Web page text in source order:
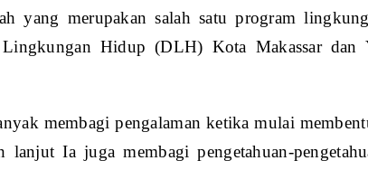
yang merupakan salah satu program
Hidup (DLH) Kota Makassar dan
membagi pengalaman ketika mulai
Ia juga membagi pengetahuan-